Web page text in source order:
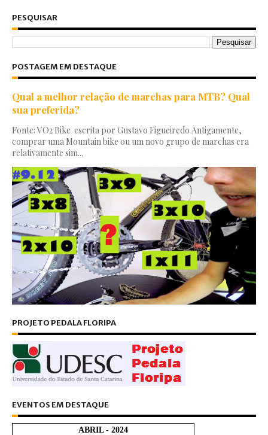
PESQUISAR
POSTAGEM EM DESTAQUE
Qual a melhor relação de marchas para MTB? Qual
sua preferida?
Fonte: VO2 Bike escrita por Gustavo Figueiredo Antigamente,
comprar uma Mountain bike ou um novo grupo de marchas era
relativamente sim...
PROJETO PEDALA FLORIPA
EVENTOS EM DESTAQUE
ABRIL - 2024